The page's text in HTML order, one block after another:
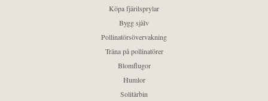
Köpa fjärilsprylar
Bygg själv
Pollinatörsövervakning
Träna på pollinatörer
Blomflugor
Humlor
Solitärbin